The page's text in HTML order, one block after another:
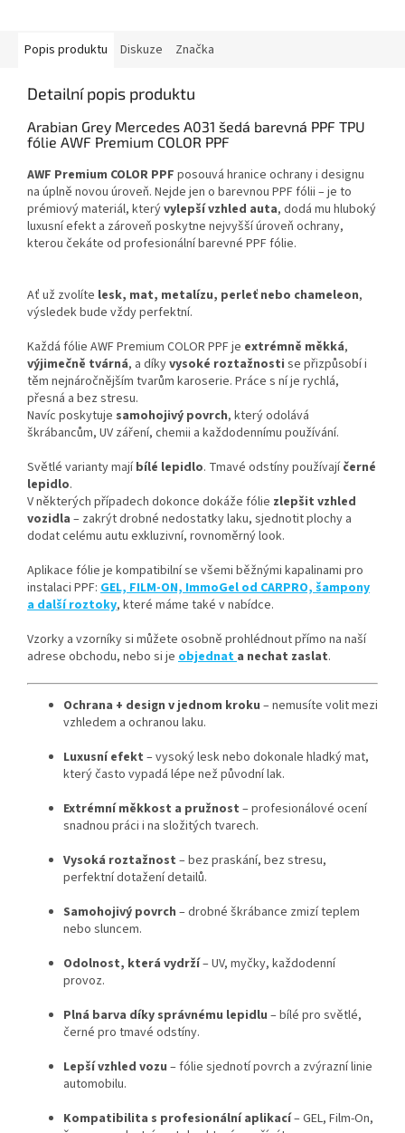
Popis produktu Diskuze Značka
Detailní popis produktu
Arabian Grey Mercedes A031 šedá barevná PPF TPU
fólie AWF Premium COLOR PPF
AWF Premium COLOR PPF posouvá hranice ochrany i designu
na úplně novou úroveň. Nejde jen o barevnou PPF fólii – je to
prémiový materiál, kterývylepší vzhled auta, dodá mu hluboký
luxusní efekt a zároveň poskytne nejvyšší úroveň ochrany,
kterou čekáte od profesionální barevné PPF fólie.
Ať už zvolíte lesk, mat, metalízu, perleť nebo chameleon,
výsledek bude vždy perfektní.
Každá fólie AWF Premium COLOR PPF je extrémně měkká,
výjimečně tvárná, a díkyvysoké roztažnosti se přizpůsobí i
těm nejnáročnějším tvarům karoserie. Práce s ní je rychlá,
přesná a bez stresu.
Navíc poskytuje samohojivý povrch, který odolává
škrábancům, UV záření, chemii a každodennímu používání.
Světlé varianty majíbílé lepidlo. Tmavé odstíny používajíčerné
lepidlo.
V některých případech dokonce dokáže fólie zlepšit vzhled
vozidla – zakrýt drobné nedostatky laku, sjednotit plochy a
dodat celému autu exkluzivní, rovnoměrný look.
Aplikace fólie je kompatibilní se všemi běžnými kapalinami pro
instalaci PPF: GEL, FILM-ON, ImmoGel od CARPRO, šampony
a další roztoky, které máme také v nabídce.
Vzorky a vzorníky si můžete osobně prohlédnout přímo na naší
adrese obchodu, nebo si je objednata nechat zaslat.
Ochrana + design v jednom kroku – nemusíte volit mezi
vzhledem a ochranou laku.
Luxusní efekt – vysoký lesk nebo dokonale hladký mat,
který často vypadá lépe než původní lak.
Extrémní měkkost a pružnost – profesionálové ocení
snadnou práci i na složitých tvarech.
Vysoká roztažnost – bez praskání, bez stresu,
perfektní dotažení detailů.
Samohojivý povrch – drobné škrábance zmizí teplem
nebo sluncem.
Odolnost, která vydrží– UV, myčky, každodenní
provoz.
Plná barva díky správnému lepidlu – bílé pro světlé,
černé pro tmavé odstíny.
Lepší vzhled vozu – fólie sjednotí povrch a zvýrazní linie
automobilu.
Kompatibilita s profesionální aplikací– GEL, Film-On,